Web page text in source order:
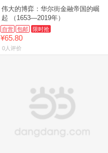
伟大的博弈：华尔街金融帝国的崛
起 （1653—2019年）
自营 包邮 限时抢
¥65.80
0人评价